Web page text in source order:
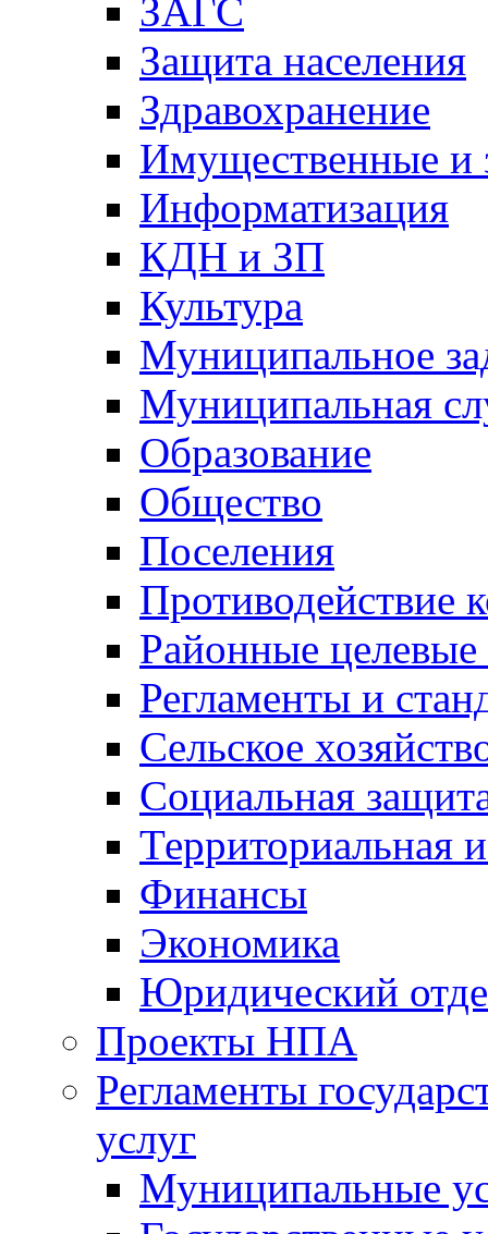
ЗАГС
Защита населения
Здравохранение
Имущественные и
Информатизация
КДН и ЗП
Культура
Муниципальное
Муниципальная
Образование
Общество
Поселения
Противодействие
Районные
Регламенты и
Сельское
Социальная
Территориальная
Финансы
Экономика
Юридический
Проекты НПА
Регламенты
услуг
Муниципальные